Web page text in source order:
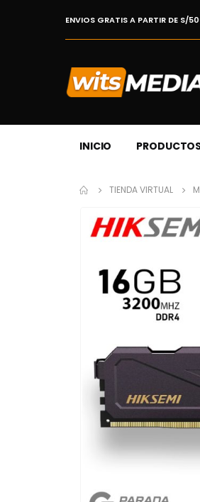
ENVIOS GRATIS A PARTIR DE S/
INICIO
TIENDA VIRTUAL